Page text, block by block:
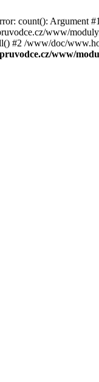
count(): Argument
www/
#2 /www/doc/
www/